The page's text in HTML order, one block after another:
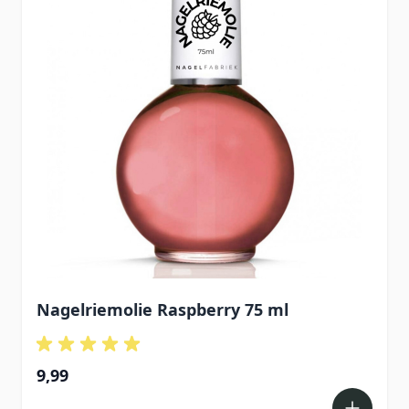
Nagelriemolie Raspberry 75 ml
9,99